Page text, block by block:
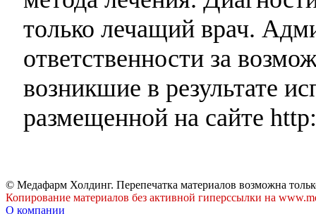
только лечащий врач.
ответственности за
возникшие в результате
размещенной на сайте
© Медафарм Холдинг. Перепечатка материалов возможна
Копирование материалов без активной гиперссылки на
О компании